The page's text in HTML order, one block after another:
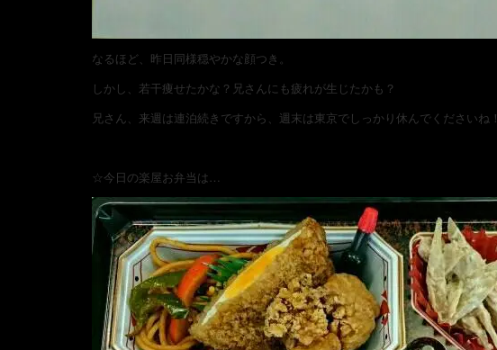
なるほど、昨日同様穏やかな顔つき。
しかし、若干痩せたかな？兄さんにも疲れが生じたかも？
兄さん、来週は連泊続きですから、週末は東京でしっかり休んでくださいね！
☆今日の楽屋お弁当は…